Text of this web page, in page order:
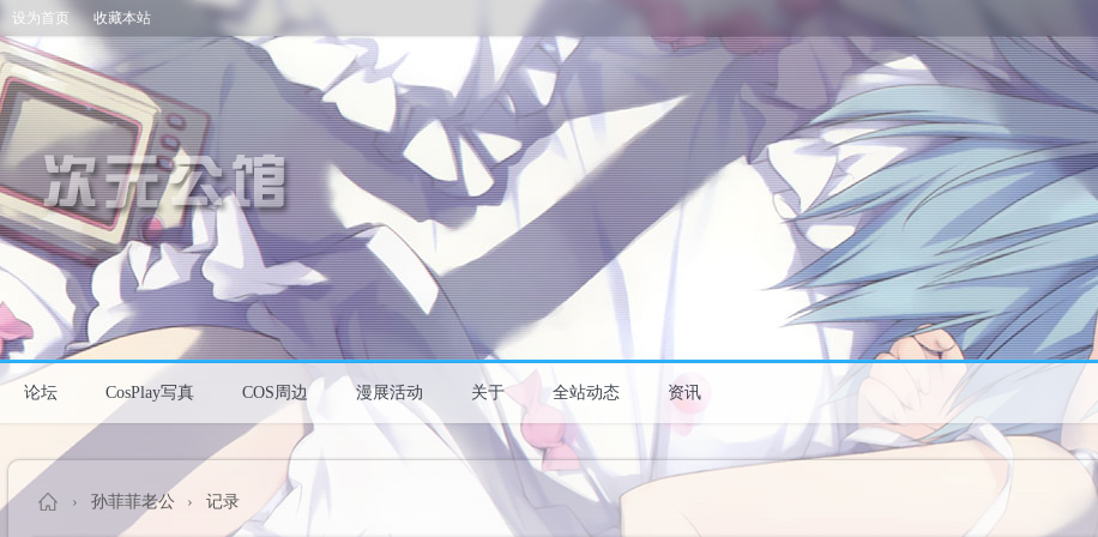
设为首页 收藏本站
论坛 CosPlay写真 COS周边 漫展活动 关于 全站动态 资讯
› 孙菲菲老公 › 记录